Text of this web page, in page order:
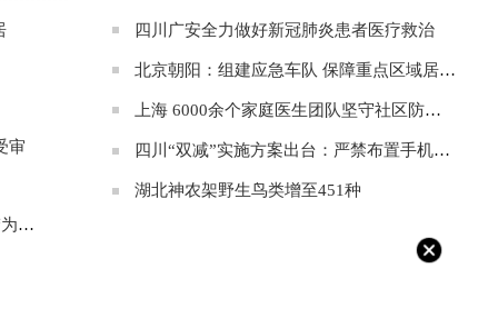
审
限
四川广安全力做好新冠肺炎患者医疗救治
北京朝阳：组建应急车队 保障重点区域居民就医
上海 6000余个家庭医生团队坚守社区防控阵地
四川“双减”实施方案出台：严禁布置手机打卡作业
湖北神农架野生鸟类增至451种